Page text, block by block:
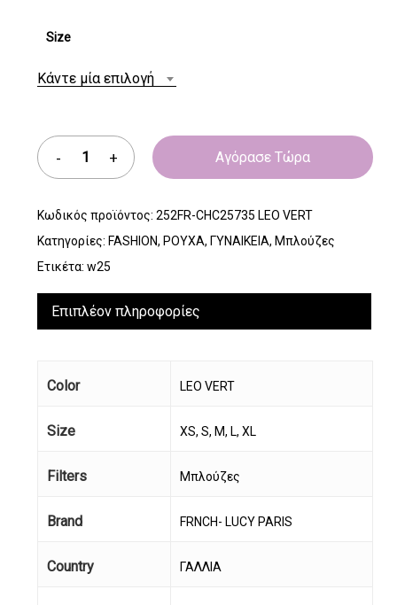
Size
Κάντε μία επιλογή
Αγόρασε Τώρα
Κωδικός προϊόντος: 252FR-CHC25735 LEO VERT
Κατηγορίες: FASHION, ΡΟΥΧΑ, ΓΥΝΑΙΚΕΙΑ, Μπλούζες
Ετικέτα: w25
Επιπλέον πληροφορίες
Color LEO VERT
Size XS, S, M, L, XL
Filters Μπλούζες
Brand FRNCH- LUCY PARIS
Country ΓΑΛΛΙΑ